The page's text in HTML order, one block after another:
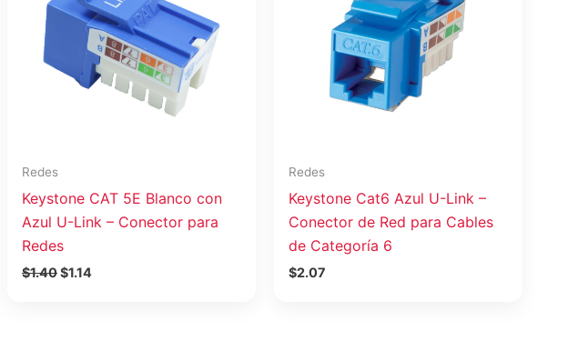
Redes
Keystone CAT 5E Blanco con
Azul U-Link – Conector para
Redes
$1.40$1.14
Redes
Keystone Cat6 Azul U-Link –
Conector de Red para Cables
de Categoría 6
$2.07